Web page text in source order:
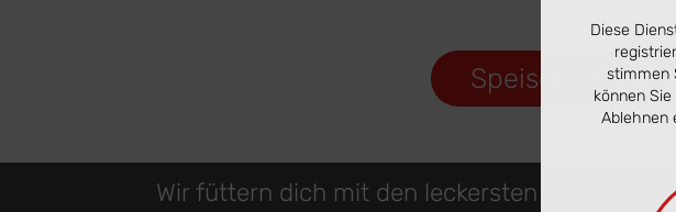
Speisekarte
Wir füttern dich mit den leckersten
Diese
stimmen
können
Ablehnen